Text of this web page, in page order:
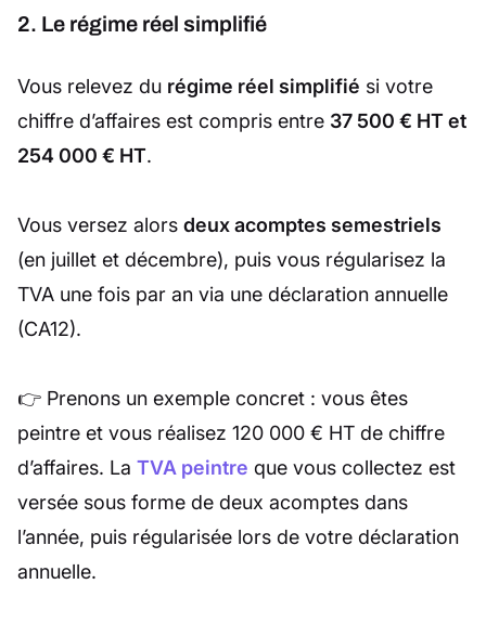
2. Le régime réel simplifié
Vous relevez du régime réel simplifié si votre
chiffre d’affaires est compris entre 37 500 € HT et
254 000 € HT.
Vous versez alors deux acomptes semestriels
(en juillet et décembre), puis vous régularisez la
TVA une fois par an via une déclaration annuelle
(CA12).
👉 Prenons un exemple concret : vous êtes
peintre et vous réalisez 120 000 € HT de chiffre
d’affaires. La TVA peintre que vous collectez est
versée sous forme de deux acomptes dans
l’année, puis régularisée lors de votre déclaration
annuelle.